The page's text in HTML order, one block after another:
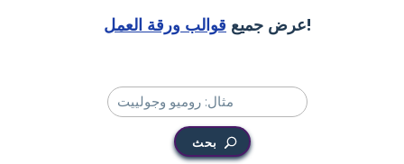
عرض جميع قوالب ورقة العمل !
بحث